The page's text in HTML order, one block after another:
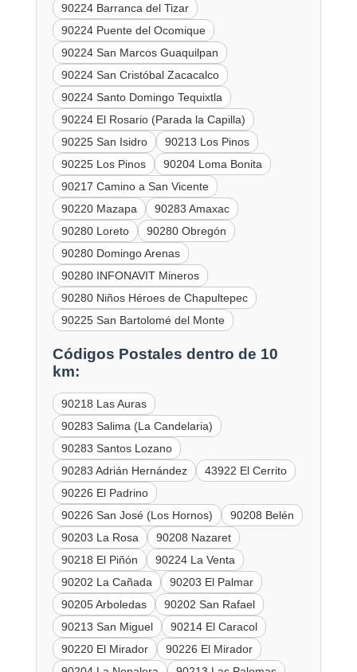
90224 Barranca del Tizar
90224 Puente del Ocomique
90224 San Marcos Guaquilpan
90224 San Cristóbal Zacacalco
90224 Santo Domingo Tequixtla
90224 El Rosario (Parada la Capilla)
90225 San Isidro
90213 Los Pinos
90225 Los Pinos
90204 Loma Bonita
90217 Camino a San Vicente
90220 Mazapa
90283 Amaxac
90280 Loreto
90280 Obregón
90280 Domingo Arenas
90280 INFONAVIT Mineros
90280 Niños Héroes de Chapultepec
90225 San Bartolomé del Monte
Códigos Postales dentro de 10
km:
90218 Las Auras
90283 Salima (La Candelaria)
90283 Santos Lozano
90283 Adrián Hernández
43922 El Cerrito
90226 El Padrino
90226 San José (Los Hornos)
90208 Belén
90203 La Rosa
90208 Nazaret
90218 El Piñón
90224 La Venta
90202 La Cañada
90203 El Palmar
90205 Arboledas
90202 San Rafael
90213 San Miguel
90214 El Caracol
90220 El Mirador
90226 El Mirador